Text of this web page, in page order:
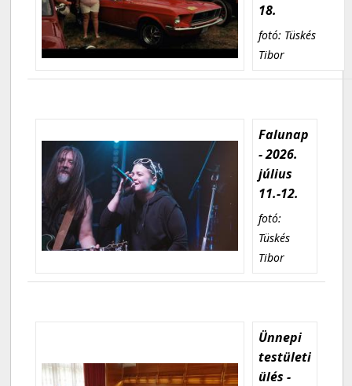
18.
fotó: Tüskés
Tibor
Falunap
- 2026.
július
11.-12.
fotó:
Tüskés
Tibor
Ünnepi
testületi
ülés -